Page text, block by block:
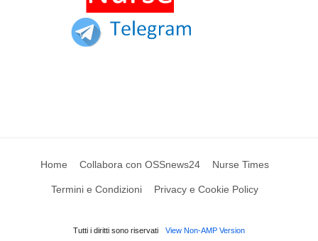
Home Collabora con OSSnews24 Nurse Times
Termini e Condizioni Privacy e Cookie Policy
Tutti i diritti sono riservati View Non-AMP Version